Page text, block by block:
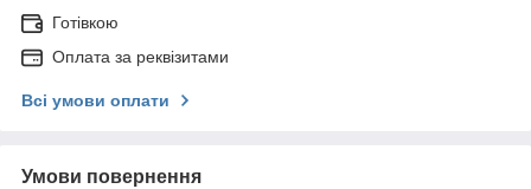
Готівкою
Оплата за реквізитами
Всі умови оплати
Умови повернення